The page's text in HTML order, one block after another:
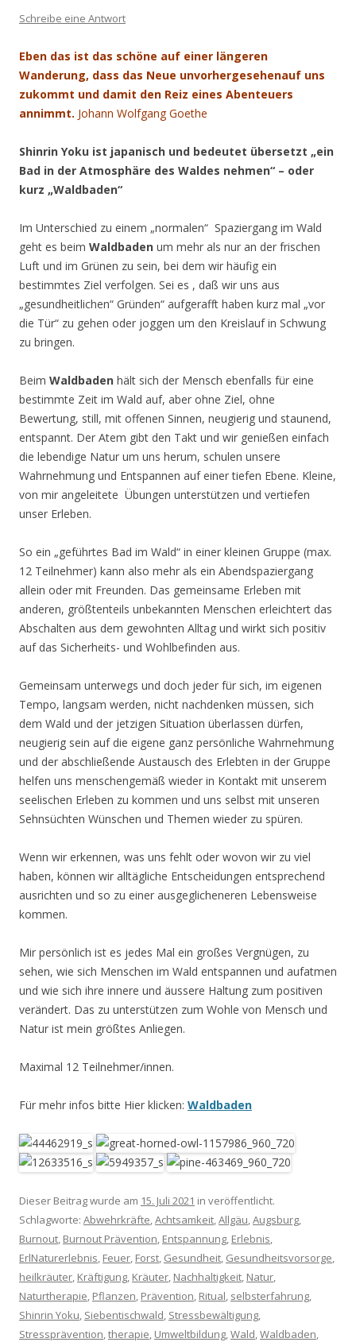
Schreibe eine Antwort
Eben das ist das schöne auf einer längeren
Wanderung, dass das Neue unvorhergesehenauf uns
zukommt und damit den Reiz eines Abenteuers
annimmt. Johann Wolfgang Goethe
Shinrin Yoku ist japanisch und bedeutet übersetzt „ein
Bad in der Atmosphäre des Waldes nehmen“ – oder
kurz „Waldbaden“
Im Unterschied zu einem „normalen“ Spaziergang im Wald
geht es beim Waldbaden um mehr als nur an der frischen
Luft und im Grünen zu sein, bei dem wir häufig ein
bestimmtes Ziel verfolgen. Sei es , daß wir uns aus
„gesundheitlichen“ Gründen“ aufgerafft haben kurz mal „vor
die Tür“ zu gehen oder joggen um den Kreislauf in Schwung
zu bringen.
Beim Waldbaden hält sich der Mensch ebenfalls für eine
bestimmte Zeit im Wald auf, aber ohne Ziel, ohne
Bewertung, still, mit offenen Sinnen, neugierig und staunend,
entspannt. Der Atem gibt den Takt und wir genießen einfach
die lebendige Natur um uns herum, schulen unsere
Wahrnehmung und Entspannen auf einer tiefen Ebene. Kleine,
von mir angeleitete Übungen unterstützen und vertiefen
unser Erleben.
So ein „geführtes Bad im Wald“ in einer kleinen Gruppe (max.
12 Teilnehmer) kann also mehr als ein Abendspaziergang
allein oder mit Freunden. Das gemeinsame Erleben mit
anderen, größtenteils unbekannten Menschen erleichtert das
Abschalten aus dem gewohnten Alltag und wirkt sich positiv
auf das Sicherheits- und Wohlbefinden aus.
Gemeinsam unterwegs und doch jeder für sich, im eigenen
Tempo, langsam werden, nicht nachdenken müssen, sich
dem Wald und der jetzigen Situation überlassen dürfen,
neugierig sein auf die eigene ganz persönliche Wahrnehmung
und der abschließende Austausch des Erlebten in der Gruppe
helfen uns menschengemäß wieder in Kontakt mit unserem
seelischen Erleben zu kommen und uns selbst mit unseren
Sehnsüchten Wünschen und Themen wieder zu spüren.
Wenn wir erkennen, was uns fehlt oder wovon wir zu viel
haben, können wir alltägliche Entscheidungen entsprechend
ausrichten und so zu einer ausgeglicheneren Lebensweise
kommen.
Mir persönlich ist es jedes Mal ein großes Vergnügen, zu
sehen, wie sich Menschen im Wald entspannen und aufatmen
und wie sich ihre innere und äussere Haltung zum positiven
verändert. Das zu unterstützen zum Wohle von Mensch und
Natur ist mein größtes Anliegen.
Maximal 12 Teilnehmer/innen.
Für mehr infos bitte Hier klicken: Waldbaden
Dieser Beitrag wurde am 15. Juli 2021 in veröffentlicht.
Schlagworte: Abwehrkräfte,Achtsamkeit,Allgäu,Augsburg,
Burnout, Burnout Prävention, Entspannung, Erlebnis,
ErlNaturerlebnis, Feuer, Forst, Gesundheit, Gesundheitsvorsorge,
heilkräuter, Kräftigung, Kräuter, Nachhaltigkeit, Natur,
Naturtherapie, Pflanzen, Prävention, Ritual, selbsterfahrung,
Shinrin Yoku, Siebentischwald, Stressbewältigung,
Stressprävention,therapie, Umweltbildung,Wald,Waldbaden,